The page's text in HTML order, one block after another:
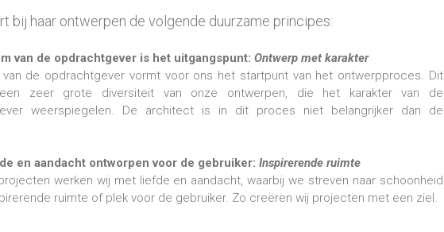
bij haar ontwerpen de volgende duurzame principes:
van de opdrachtgever is het uitgangspunt: Ontwerp met karakter
de opdrachtgever vormt voor ons het startpunt van het ontwerpproces. Dit
zeer grote diversiteit van onze ontwerpen, die het karakter van de
weerspiegelen. De architect is in dit proces niet belangrijker dan de
en aandacht ontworpen voor de gebruiker: Inspirerende ruimte
werken wij met liefde en aandacht, waarbij we streven naar schoonheid
ruimte of plek voor de gebruiker. Zo creëren wij projecten met een ziel.